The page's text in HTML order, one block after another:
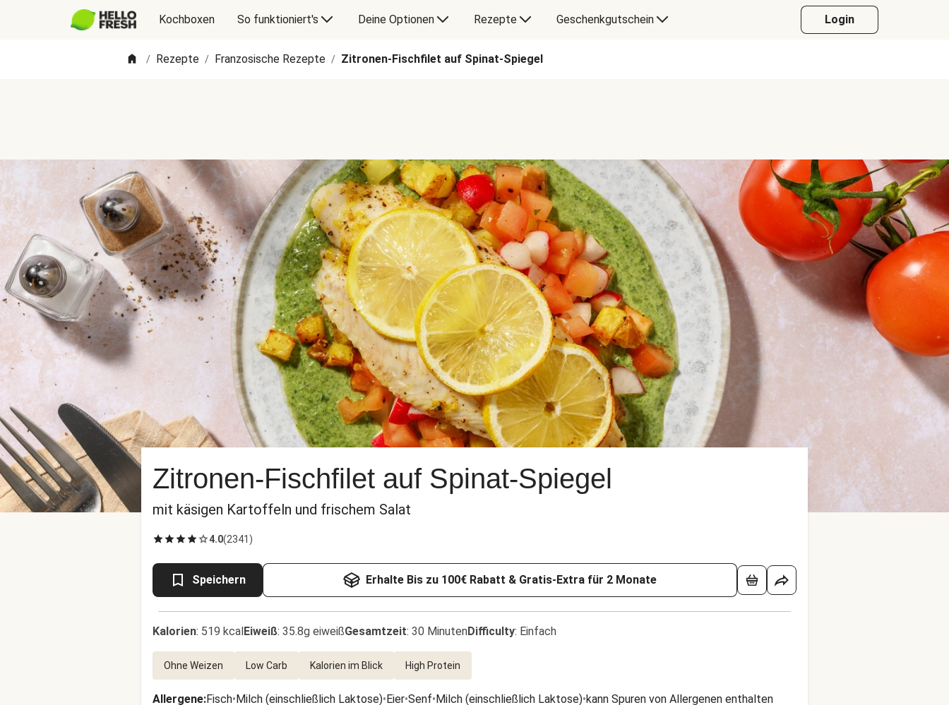
Kochboxen So funktioniert's Deine Optionen Rezepte Geschenkgutschein Login
/ Rezepte / Franzosische Rezepte / Zitronen-Fischfilet auf Spinat-Spiegel
Zitronen-Fischfilet auf Spinat-Spiegel
mit käsigen Kartoffeln und frischem Salat
4.0(2341 )
Speichern Erhalte Bis zu 100€ Rabatt & Gratis-Extra für 2 Monate
Kalorien: 519 kcalEiweiß: 35.8g eiweißGesamtzeit: 30 MinutenDifficulty: Einfach
Ohne Weizen Low Carb Kalorien im Blick High Protein
Allergene:Fisch•Milch (einschließlich Laktose)•Eier•Senf•Milch (einschließlich Laktose)•kann Spuren von Allergenen enthalten